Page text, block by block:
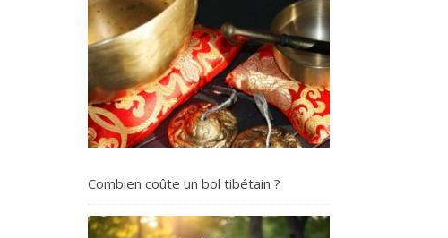
Combien coûte un bol tibétain ?